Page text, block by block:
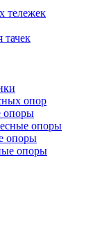
тележек
тачек
опор
опоры
опоры
опоры
опоры